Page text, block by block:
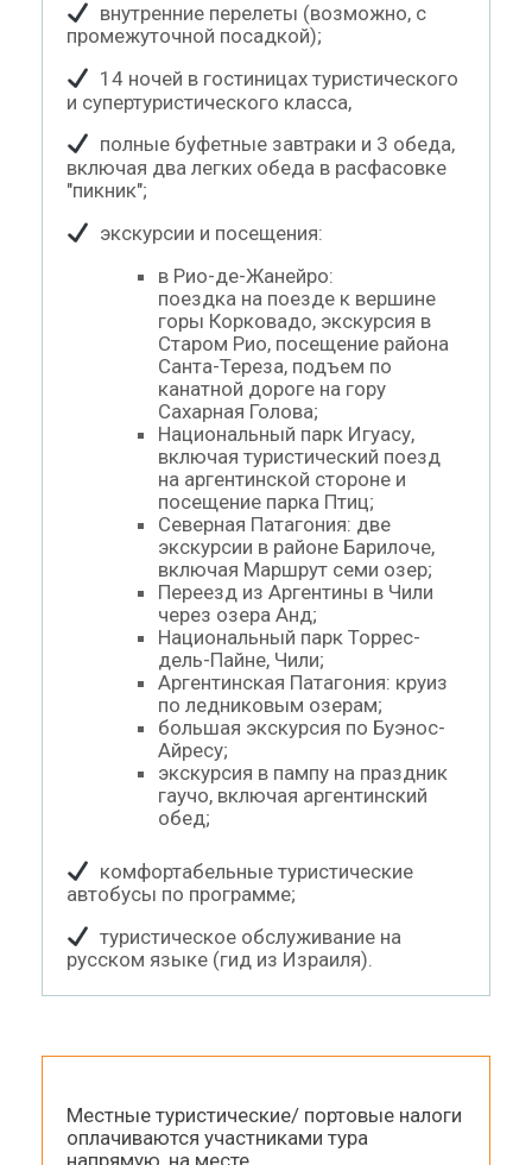
внутренние перелеты (возможно, с
промежуточной посадкой);
14 ночей в гостиницах туристического
и супертуристического класса,
полные буфетные завтраки и 3 обеда,
включая два легких обеда в расфасовке
"пикник";
экскурсии и посещения:
в Рио-де-Жанейро:
поездка на поезде к вершине
горы Корковадо, экскурсия в
Старом Рио, посещение района
Санта-Тереза, подъем по
канатной дороге на гору
Сахарная Голова;
Национальный парк Игуасу,
включая туристический поезд
на аргентинской стороне и
посещение парка Птиц;
Северная Патагония: две
экскурсии в районе Барилоче,
включая Маршрут семи озер;
Переезд из Аргентины в Чили
через озера Анд;
Национальный парк Торрес-
дель-Пайне, Чили;
Аргентинская Патагония: круиз
по ледниковым озерам;
большая экскурсия по Буэнос-
Айресу;
экскурсия в пампу на праздник
гаучо, включая аргентинский
обед;
комфортабельные туристические
автобусы по программе;
туристическое обслуживание на
русском языке (гид из Израиля).
Местные туристические/ портовые налоги
оплачиваются участниками тура